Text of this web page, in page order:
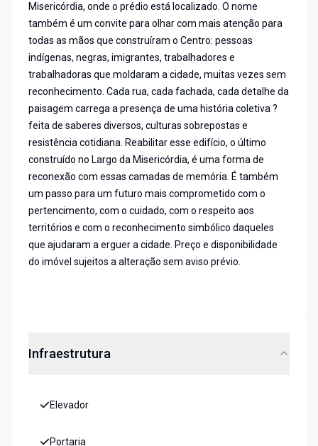
Misericórdia, onde o prédio está localizado. O nome
também é um convite para olhar com mais atenção para
todas as mãos que construíram o Centro: pessoas
indígenas, negras, imigrantes, trabalhadores e
trabalhadoras que moldaram a cidade, muitas vezes sem
reconhecimento. Cada rua, cada fachada, cada detalhe da
paisagem carrega a presença de uma história coletiva ?
feita de saberes diversos, culturas sobrepostas e
resistência cotidiana. Reabilitar esse edifício, o último
construído no Largo da Misericórdia, é uma forma de
reconexão com essas camadas de memória. É também
um passo para um futuro mais comprometido com o
pertencimento, com o cuidado, com o respeito aos
territórios e com o reconhecimento simbólico daqueles
que ajudaram a erguer a cidade. Preço e disponibilidade
do imóvel sujeitos a alteração sem aviso prévio.
Infraestrutura
Elevador
Portaria